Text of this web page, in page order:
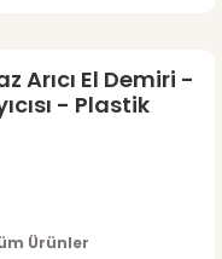
Arıcı El Demiri -
- Plastik
Ürünler